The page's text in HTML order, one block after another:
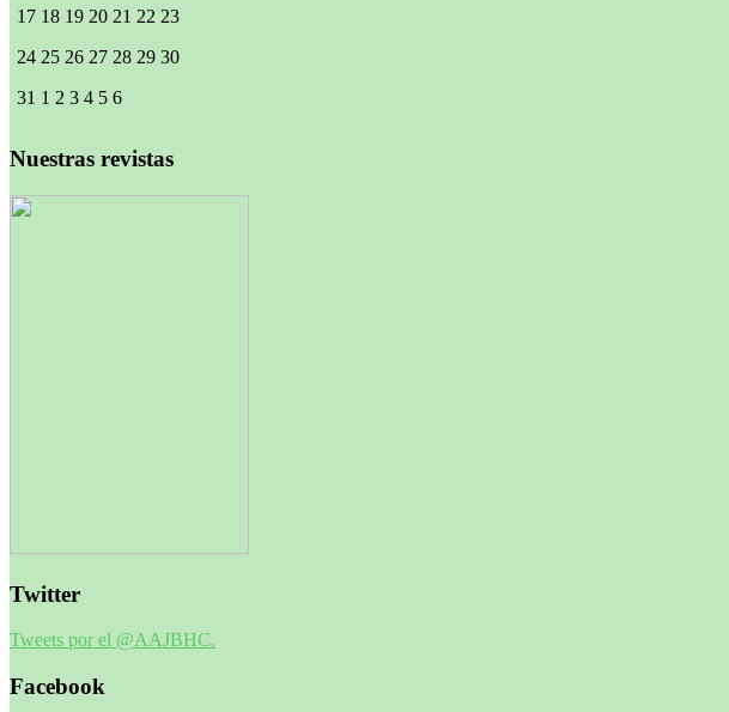
17 18 19 20 21 22 23
24 25 26 27 28 29 30
31 1 2 3 4 5 6
Nuestras revistas
Twitter
Tweets por el @AAJBHC.
Facebook